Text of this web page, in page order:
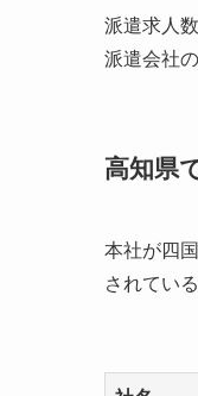
派遣求人
派遣会社
高知県
本社が四
されてい